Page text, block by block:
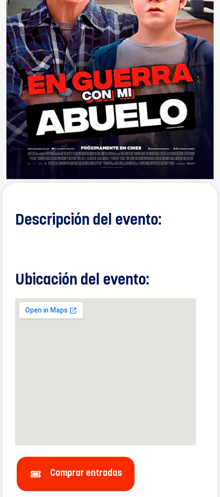
Descripción del evento:
Ubicación del evento:
Comprar entradas